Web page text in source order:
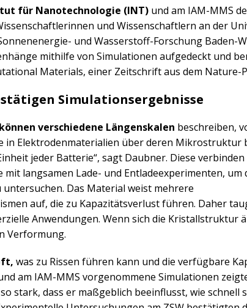
für Nanotechnologie (INT) und am IAM-MMS
und Wissenschaftlern an der
und Wasserstoff-Forschung Baden-
mithilfe von Simulationen aufgedeckt und
Materials, einer Zeitschrift aus dem Nature-
Simulationsergebnisse
verschiedene Längenskalen beschreiben,
in Elektrodenmaterialien über deren Mikrostruktur
jeder Batterie“, sagt Daubner. Diese verbinden
langsamen Lade- und Entladeexperimenten, um
untersuchen. Das Material weist mehrere
auf, die zu Kapazitätsverlust führen. Daher
Anwendungen. Wenn sich die Kristallstruktur
Verformung.
was zu Rissen führen kann und die verfügbare
am IAM-MMS vorgenommene Simulationen
stark, dass er maßgeblich beeinflusst, wie schnell